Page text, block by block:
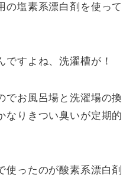
の塩素系漂白剤を使って
すよね、洗濯槽が！
でお風呂場と洗濯場の換
なりきつい臭いが定期的
使ったのが酸素系漂白剤